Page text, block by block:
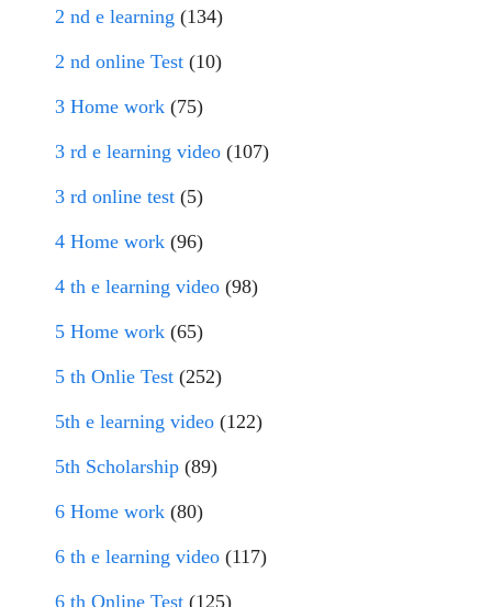
2 nd e learning (134)
2 nd online Test (10)
3 Home work (75)
3 rd e learning video (107)
3 rd online test (5)
4 Home work (96)
4 th e learning video (98)
5 Home work (65)
5 th Onlie Test (252)
5th e learning video (122)
5th Scholarship (89)
6 Home work (80)
6 th e learning video (117)
6 th Online Test (125)